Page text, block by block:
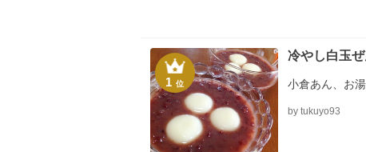
1位
冷やし白玉
小倉あん、お
by tukuyo93